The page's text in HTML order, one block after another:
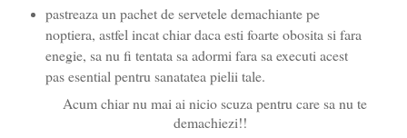
pastreaza un pachet de servetele demachiante pe
noptiera, astfel incat chiar daca esti foarte obosita si fara
enegie, sa nu fi tentata sa adormi fara sa executi acest
pas esential pentru sanatatea pielii tale.
Acum chiar nu mai ai nicio scuza pentru care sa nu te
demachiezi!!